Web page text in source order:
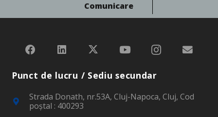
Comunicare
Punct de lucru / Sediu secundar
Strada Donath, nr.53A, Cluj-Napoca, Cluj, Cod
poştal : 400293